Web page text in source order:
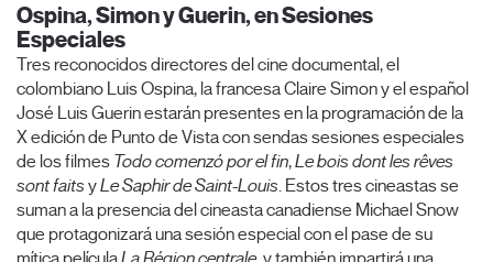
Ospina, Simon y Guerin, en Sesiones
Especiales
Tres reconocidos directores del cine documental, el
colombiano Luis Ospina, la francesa Claire Simon y el español
José Luis Guerin estarán presentes en la programación de la
X edición de Punto de Vista con sendas sesiones especiales
de los filmes Todo comenzó por el fin,Le bois dont les rêves
sont faits yLe Saphir de Saint-Louis. Estos tres cineastas se
suman a la presencia del cineasta canadiense Michael Snow
que protagonizará una sesión especial con el pase de su